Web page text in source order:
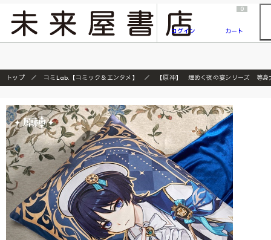
『ONE PIECE magazine 021 ONE PIECEカード付き同梱版』発売延期のご案内
ログイン
0
カート
トップ コミLab.【コミック＆エンタメ】 【原神】 煌めく夜の宴シリーズ 等